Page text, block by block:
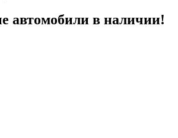
автомобили в наличии!